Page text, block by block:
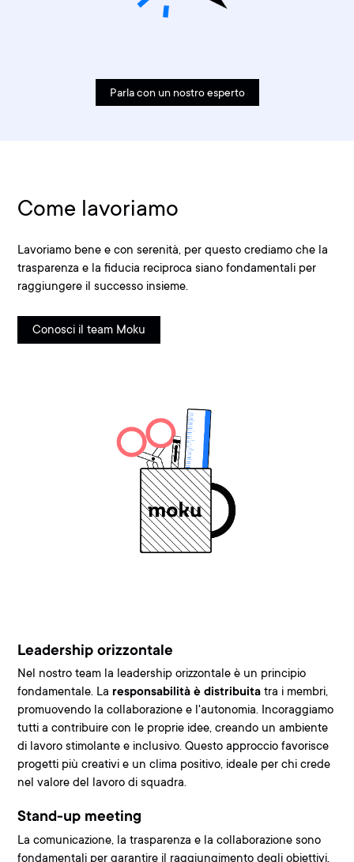
Parla con un nostro esperto
Come lavoriamo
Lavoriamo bene e con serenità, per questo crediamo che la
trasparenza e la fiducia reciproca siano fondamentali per
raggiungere il successo insieme.
Conosci il team Moku
Leadership orizzontale
Nel nostro team la leadership orizzontale è un principio
fondamentale. La responsabilità è distribuita tra i membri,
promuovendo la collaborazione e l'autonomia. Incoraggiamo
tutti a contribuire con le proprie idee, creando un ambiente
di lavoro stimolante e inclusivo. Questo approccio favorisce
progetti più creativi e un clima positivo, ideale per chi crede
nel valore del lavoro di squadra.
Stand-up meeting
La comunicazione, la trasparenza e la collaborazione sono
fondamentali per garantire il raggiungimento degli obiettivi,